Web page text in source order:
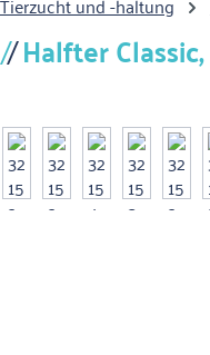
Halfter
Bildergalerie überspringen